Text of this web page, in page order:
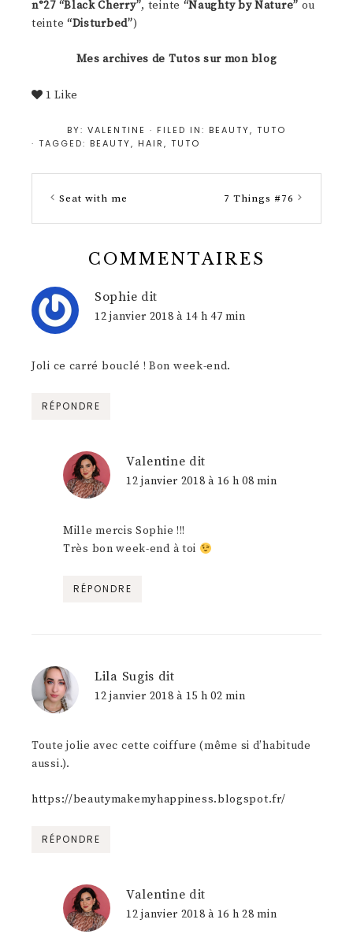
n°27 “Black Cherry”, teinte “Naughty by Nature” ou
teinte “Disturbed”)
Mes archives de Tutos sur mon blog
1 Like
BY: VALENTINE · FILED IN: BEAUTY, TUTO
· TAGGED: BEAUTY, HAIR, TUTO
Seat with me 7 Things #76
COMMENTAIRES
Sophie dit
12 janvier 2018 à 14 h 47 min
Joli ce carré bouclé ! Bon week-end.
RÉPONDRE
Valentine dit
12 janvier 2018 à 16 h 08 min
Mille mercis Sophie !!!
Très bon week-end à toi
RÉPONDRE
Lila Sugis dit
12 janvier 2018 à 15 h 02 min
Toute jolie avec cette coiffure (même si d’habitude
aussi.).
https://beautymakemyhappiness.blogspot.fr/
RÉPONDRE
Valentine dit
12 janvier 2018 à 16 h 28 min